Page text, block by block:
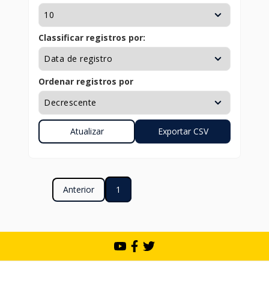
Classificar registros por:
Ordenar registros por
Anterior 1